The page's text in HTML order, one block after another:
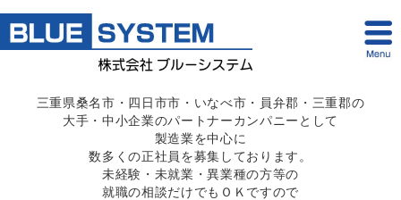
三重県桑名市・四日市市・いなべ市・員弁郡・三重郡の
大手・中小企業のパートナーカンパニーとして
製造業を中心に
数多くの正社員を募集しております。
未経験・未就業・異業種の方等の
就職の相談だけでもＯＫですので